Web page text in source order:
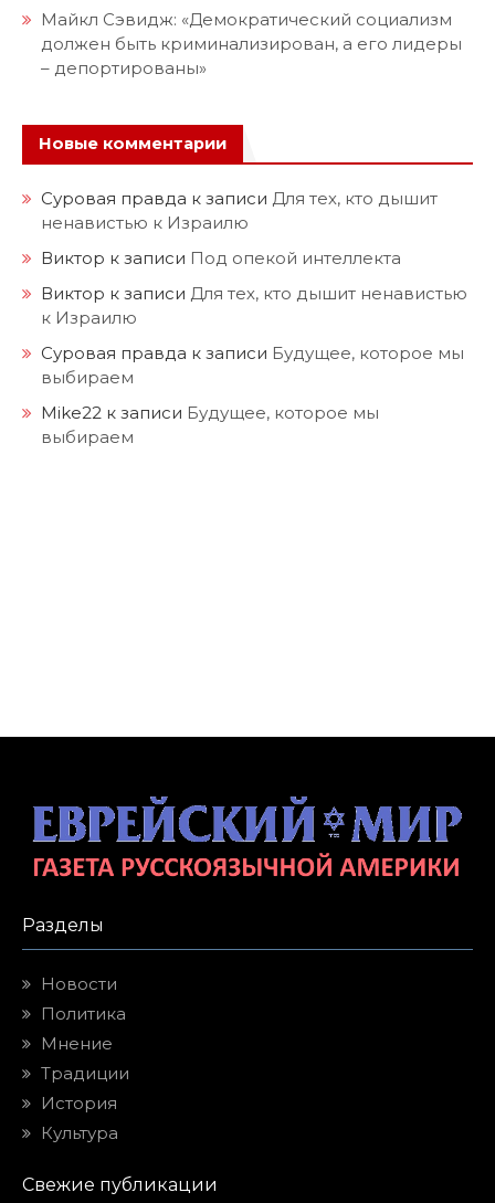
Майкл Сэвидж: «Демократический социализм
должен быть криминализирован, а его лидеры
– депортированы»
Новые комментарии
Суровая правда к записи Для тех, кто дышит
ненавистью к Израилю
Виктор к записи Под опекой интеллекта
Виктор к записи Для тех, кто дышит ненавистью
к Израилю
Суровая правда к записи Будущее, которое мы
выбираем
Mike22 к записи Будущее, которое мы
выбираем
Разделы
Новости
Политика
Мнение
Традиции
История
Культура
Свежие публикации